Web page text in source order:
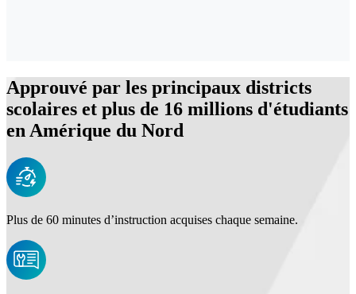
Approuvé par les principaux districts
scolaires et plus de 16 millions d'étudiants
en Amérique du Nord
Plus de 60 minutes d’instruction acquises chaque semaine.